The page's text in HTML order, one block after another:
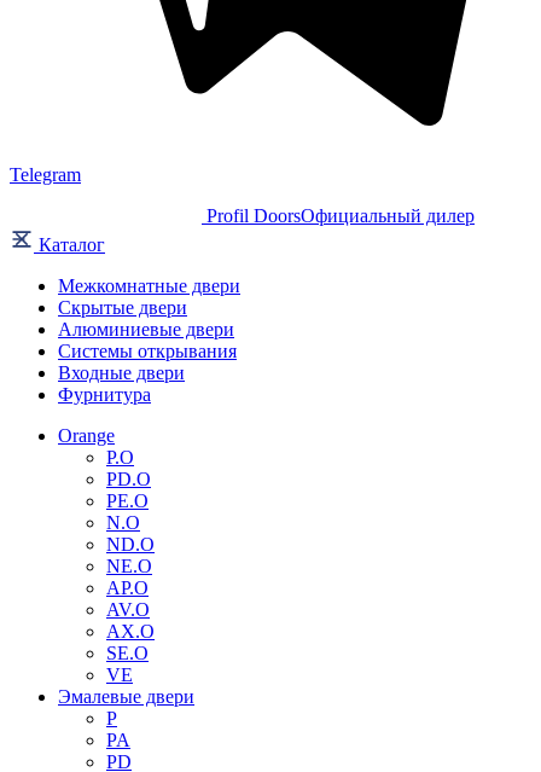
Telegram
Profil DoorsОфициальный дилер
Каталог
Межкомнатные двери
Скрытые двери
Алюминиевые двери
Системы открывания
Входные двери
Фурнитура
Orange
P.O
PD.O
PE.O
N.O
ND.O
NE.O
AP.O
AV.O
AX.O
SE.O
VE
Эмалевые двери
P
PA
PD